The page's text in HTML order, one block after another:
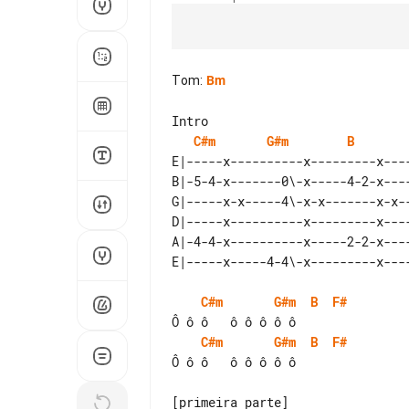
Tom: Bm
C#m
G#m B
E|-----x----------x---------
B|-5-4-x-------0\-x-----4-2-
G|-----x-x-----4\-x-x-------x-
D|-----x----------x---------
A|-4-4-x----------x-----2-2-
C#m G#m B
F#
C#m
G#m B
F#
Ô ô ô   ô ô ô ô ô
[primeira parte]